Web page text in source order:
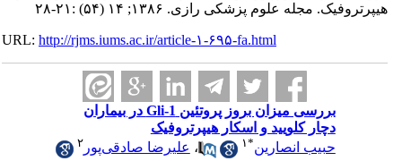
هیپرتروفیک. مجله علوم پزشکی رازی. ۱۳۸۶; ۱۴ (۵۴) :۲۱-۲۸
URL:http://rjms.iums.ac.ir/article-۱-۶۹۵-fa.html
بررسی میزان بروز پروتئین Gli-1 در بیماران
دچار کلویید و اسکار هیپرتروفیک
حبیب انصارین
۱ ،علیرضا صادقی‌پور